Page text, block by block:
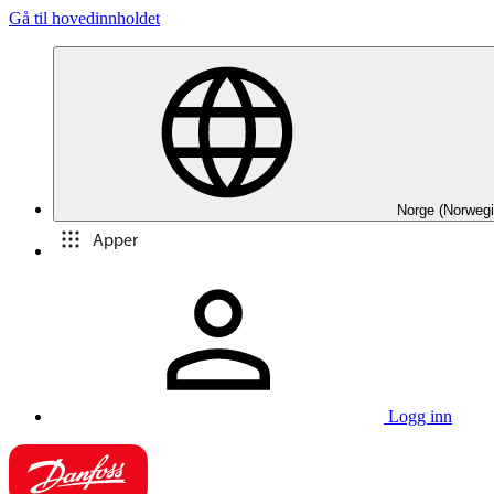
Gå til hovedinnholdet
Norge
Apper
Logg inn